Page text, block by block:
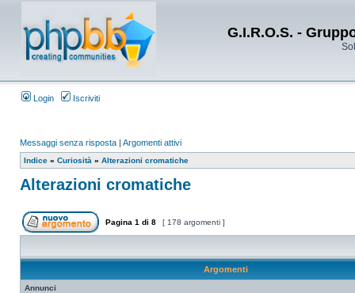
G.I.R.O.S. -
Login Iscriviti
Messaggi senza risposta | Argomenti attivi
Indice » Curiosità » Alterazioni cromatiche
Alterazioni cromatiche
Pagina 1 di 8 [ 178 argomenti ]
Argomenti
Annunci